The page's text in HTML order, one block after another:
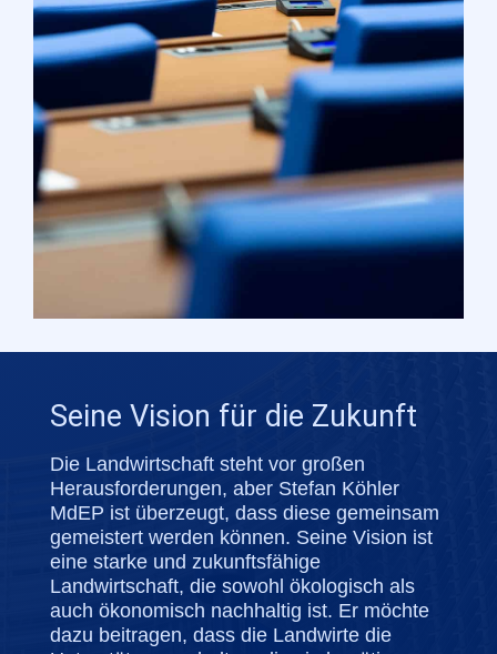
Seine Vision für die Zukunft
Die Landwirtschaft steht vor großen
Herausforderungen, aber Stefan Köhler
MdEP ist überzeugt, dass diese gemeinsam
gemeistert werden können. Seine Vision ist
eine starke und zukunftsfähige
Landwirtschaft, die sowohl ökologisch als
auch ökonomisch nachhaltig ist. Er möchte
dazu beitragen, dass die Landwirte die